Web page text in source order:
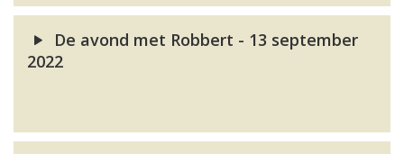
De avond met Robbert - 13 september
2022